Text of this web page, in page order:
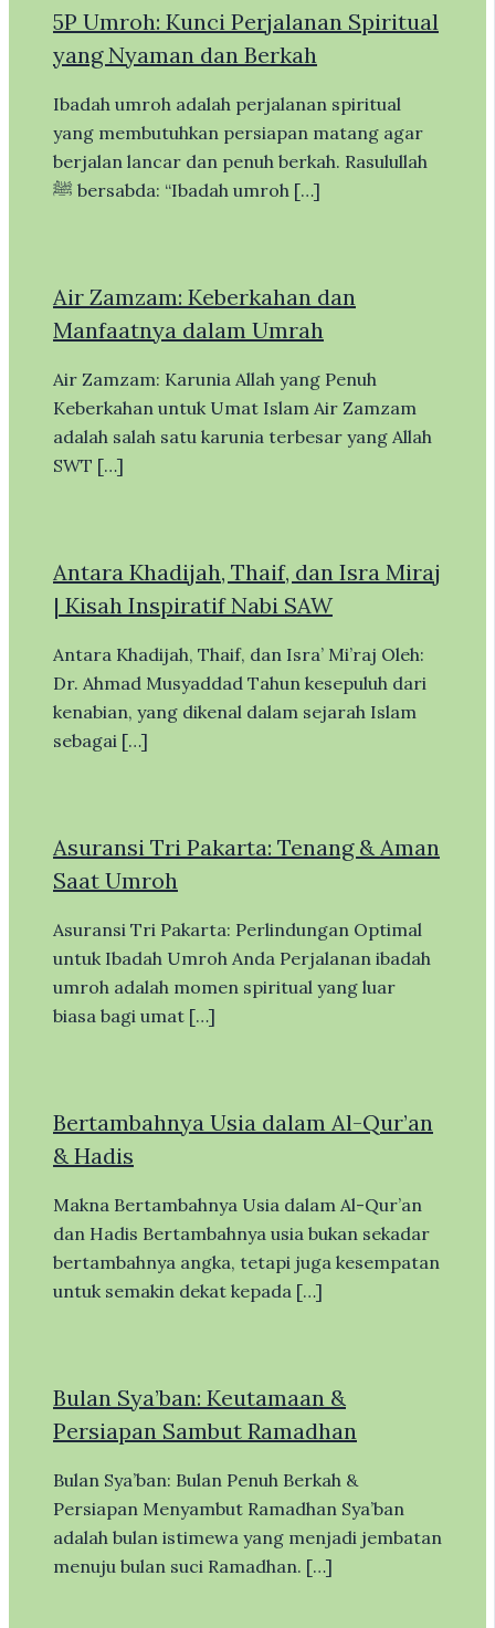
5P Umroh: Kunci Perjalanan Spiritual
yang Nyaman dan Berkah
Ibadah umroh adalah perjalanan spiritual
yang membutuhkan persiapan matang agar
berjalan lancar dan penuh berkah. Rasulullah
ﷺ bersabda: “Ibadah umroh […]
Air Zamzam: Keberkahan dan
Manfaatnya dalam Umrah
Air Zamzam: Karunia Allah yang Penuh
Keberkahan untuk Umat Islam Air Zamzam
adalah salah satu karunia terbesar yang Allah
SWT […]
Antara Khadijah, Thaif, dan Isra Miraj
| Kisah Inspiratif Nabi SAW
Antara Khadijah, Thaif, dan Isra’ Mi’raj Oleh:
Dr. Ahmad Musyaddad Tahun kesepuluh dari
kenabian, yang dikenal dalam sejarah Islam
sebagai […]
Asuransi Tri Pakarta: Tenang & Aman
Saat Umroh
Asuransi Tri Pakarta: Perlindungan Optimal
untuk Ibadah Umroh Anda Perjalanan ibadah
umroh adalah momen spiritual yang luar
biasa bagi umat […]
Bertambahnya Usia dalam Al-Qur’an
& Hadis
Makna Bertambahnya Usia dalam Al-Qur’an
dan Hadis Bertambahnya usia bukan sekadar
bertambahnya angka, tetapi juga kesempatan
untuk semakin dekat kepada […]
Bulan Sya’ban: Keutamaan &
Persiapan Sambut Ramadhan
Bulan Sya’ban: Bulan Penuh Berkah &
Persiapan Menyambut Ramadhan Sya’ban
adalah bulan istimewa yang menjadi jembatan
menuju bulan suci Ramadhan. […]